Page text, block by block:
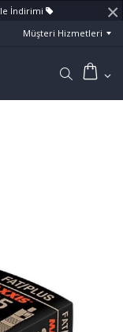
İndirimi ×
Müşteri Hizmetleri